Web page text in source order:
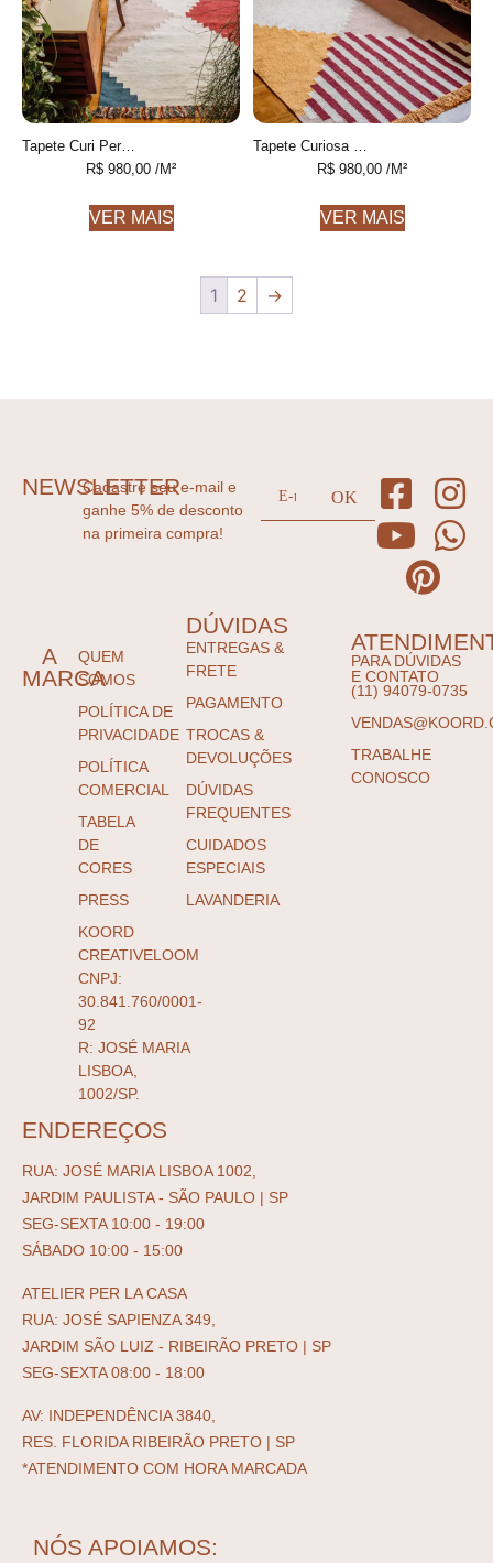
Tapete Curi Personalizável Geométrico feito à mão
R$ 980,00 /M²
VER MAIS
Tapete Curiosa Personalizável Listrado feito à mão
R$ 980,00 /M²
VER MAIS
1 2 →
NEWSLETTER
Cadastre seu e-mail e
ganhe 5% de desconto
na primeira compra!
A
MARCA
QUEM
SOMOS
POLÍTICA DE
PRIVACIDADE
POLÍTICA
COMERCIAL
TABELA
DE
CORES
PRESS
KOORD
CREATIVELOOM
CNPJ:
30.841.760/0001-
92
R: JOSÉ MARIA
LISBOA,
1002/SP.
DÚVIDAS
ENTREGAS &
FRETE
PAGAMENTO
TROCAS &
DEVOLUÇÕES
DÚVIDAS
FREQUENTES
CUIDADOS
ESPECIAIS
LAVANDERIA
PARA DÚVIDAS
E CONTATO
(11) 94079-0735
TRABALHE
CONOSCO
ENDEREÇOS
RUA: JOSÉ MARIA LISBOA 1002,
JARDIM PAULISTA - SÃO PAULO | SP
SEG-SEXTA 10:00 - 19:00
SÁBADO 10:00 - 15:00
ATELIER PER LA CASA
RUA: JOSÉ SAPIENZA 349,
JARDIM SÃO LUIZ - RIBEIRÃO PRETO | SP
SEG-SEXTA 08:00 - 18:00
AV: INDEPENDÊNCIA 3840,
RES. FLORIDA RIBEIRÃO PRETO | SP
*ATENDIMENTO COM HORA MARCADA
NÓS APOIAMOS: